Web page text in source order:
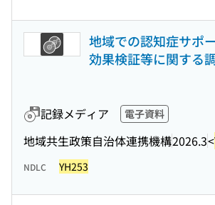
地域での認知症サポ
効果検証等に関する
記録メディア 電子資料
地域共生政策自治体連携機構2026.3<
NDLC YH253